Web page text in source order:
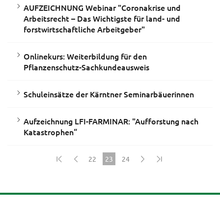
AUFZEICHNUNG Webinar "Coronakrise und
Arbeitsrecht – Das Wichtigste für land- und
forstwirtschaftliche Arbeitgeber"
Onlinekurs: Weiterbildung für den
Pflanzenschutz-Sachkundeausweis
Schuleinsätze der Kärntner Seminarbäuerinnen
Aufzeichnung LFI-FARMINAR: "Aufforstung nach
Katastrophen“
22
23
24